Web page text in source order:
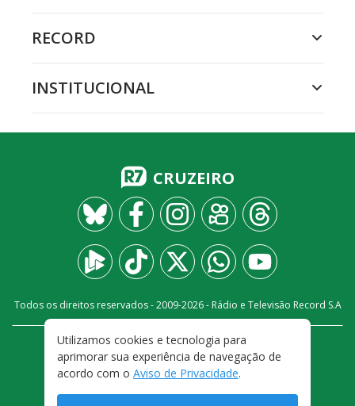
RECORD
INSTITUCIONAL
CRUZEIRO
Todos os direitos reservados - 2009-2026- Rádio e Televisão Record S.A
FALE CONOSCO
PRIVACIDADE
TERMOS E CONDIÇÕES DE USO
Utilizamos cookies e tecnologia para
aprimorar sua experiência de navegação de
acordo com o Aviso de Privacidade.